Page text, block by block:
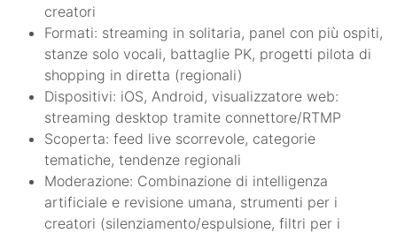
creatori
Formati: streaming in solitaria, panel con più ospiti,
stanze solo vocali, battaglie PK, progetti pilota di
shopping in diretta (regionali)
Dispositivi: iOS, Android, visualizzatore web:
streaming desktop tramite connettore/RTMP
Scoperta: feed live scorrevole, categorie
tematiche, tendenze regionali
Moderazione: Combinazione di intelligenza
artificiale e revisione umana, strumenti per i
creatori (silenziamento/espulsione, filtri per i